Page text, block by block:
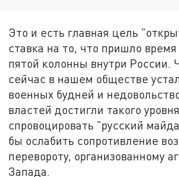
Это и есть главная цель
ставка на то, что пришло
пятой колонны внутри России.
сейчас в нашем обществе
военных будней и
властей достигли такого
спровоцировать "русский
бы ослабить сопротивление
перевороту, организованному
Запада.